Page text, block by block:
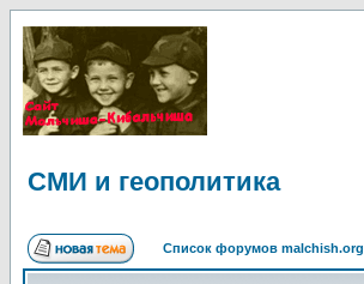
СМИ и геополитика
Список форумов malchish.org